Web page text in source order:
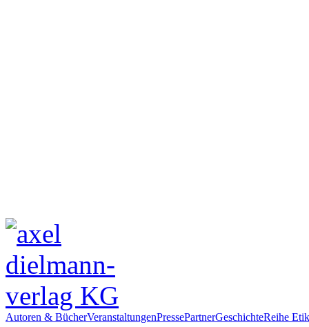
Autoren & BücherVeranstaltungenPressePartnerGeschichteReihe